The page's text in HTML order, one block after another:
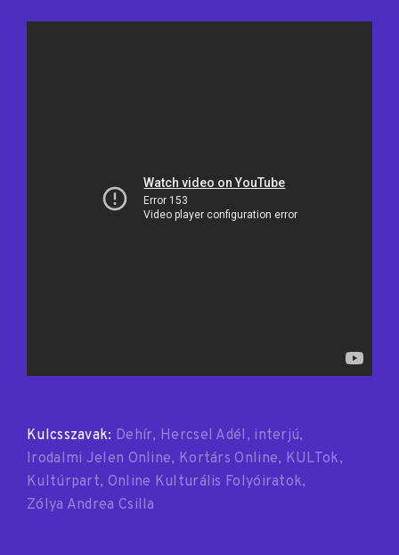
Kulcsszavak: Dehír Hercsel Adél interjú
Irodalmi Jelen Online Kortárs Online KULTok
Kultúrpart Online Kulturális Folyóiratok
Zólya Andrea Csilla